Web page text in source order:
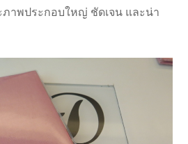
าพประกอบใหญ่ ชัดเจน และน่า